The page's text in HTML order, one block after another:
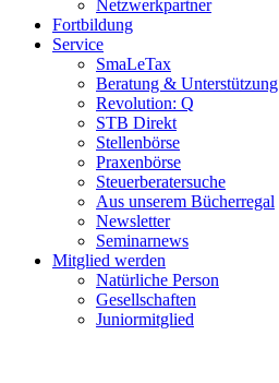
Netzwerkpartner
Fortbildung
Service
SmaLeTax
Beratung & Unterstützung
Revolution: Q
STB Direkt
Stellenbörse
Praxenbörse
Steuerberatersuche
Aus unserem Bücherregal
Newsletter
Seminarnews
Mitglied werden
Natürliche Person
Gesellschaften
Juniormitglied